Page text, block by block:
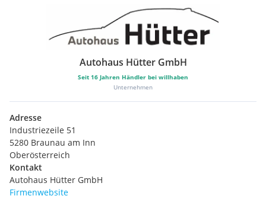
Autohaus Hütter GmbH
Seit 16 Jahren Händler bei willhaben
Unternehmen
Adresse
Industriezeile 51
5280 Braunau am Inn
Oberösterreich
Kontakt
Autohaus Hütter GmbH
Firmenwebsite